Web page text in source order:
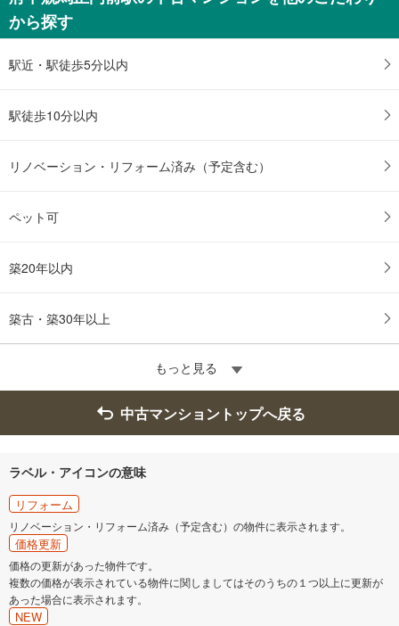
から探す
駅近・駅徒歩5分以内
駅徒歩10分以内
リノベーション・リフォーム済み（予定含む）
ペット可
築20年以内
築古・築30年以上
もっと見る
中古マンショントップへ戻る
ラベル・アイコンの意味
リフォーム
リノベーション・リフォーム済み（予定含む）の物件に表示されます。
価格更新
価格の更新があった物件です。
複数の価格が表示されている物件に関しましてはそのうちの１つ以上に更新が
あった場合に表示されます。
NEW